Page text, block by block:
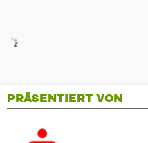
PRÄSENTIERT VON